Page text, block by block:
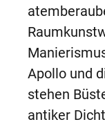
Apollo und
stehen
antiker